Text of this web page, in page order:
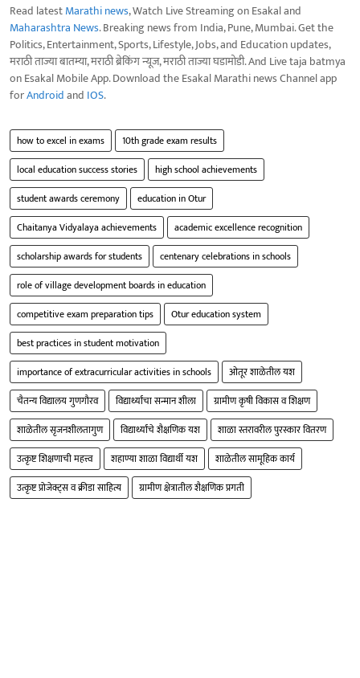
Read latestMarathi news, Watch Live Streaming on Esakal and
Maharashtra News. Breaking news from India, Pune, Mumbai. Get the
Politics, Entertainment, Sports, Lifestyle, Jobs, and Education updates,
मराठी ताज्या बातम्या, मराठी ब्रेकिंग न्यूज, मराठी ताज्या घडामोडी. And Live taja batmya
on Esakal Mobile App. Download the Esakal Marathi news Channel app
forAndroidand IOS.
how to excel in exams
10th grade exam results
local education success stories
high school achievements
student awards ceremony
education in Otur
Chaitanya Vidyalaya achievements
academic excellence recognition
scholarship awards for students
centenary celebrations in schools
role of village development boards in education
competitive exam preparation tips
Otur education system
best practices in student motivation
importance of extracurricular activities in schools
ओतूर शाळेतील यश
चैतन्य विद्यालय गुणगौरव
विद्यार्थ्यांचा सन्मान शीला
ग्रामीण कृषी विकास व शिक्षण
शाळेतील सृजनशीलतागुण
विद्यार्थ्यांचे शैक्षणिक यश
शाळा स्तरावरील पुरस्कार वितरण
उत्कृष्ट शिक्षणाची महत्त्व
शहाण्या शाळा विद्यार्थी यश
शाळेतील सामूहिक कार्य
उत्कृष्ट प्रोजेक्ट्स व क्रीडा साहित्य
ग्रामीण क्षेत्रातील शैक्षणिक प्रगती